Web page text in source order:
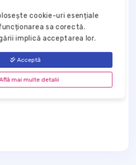
cookie-uri esențiale
sa corectă.
implică acceptarea lor.
Acceptă
mai multe detalii